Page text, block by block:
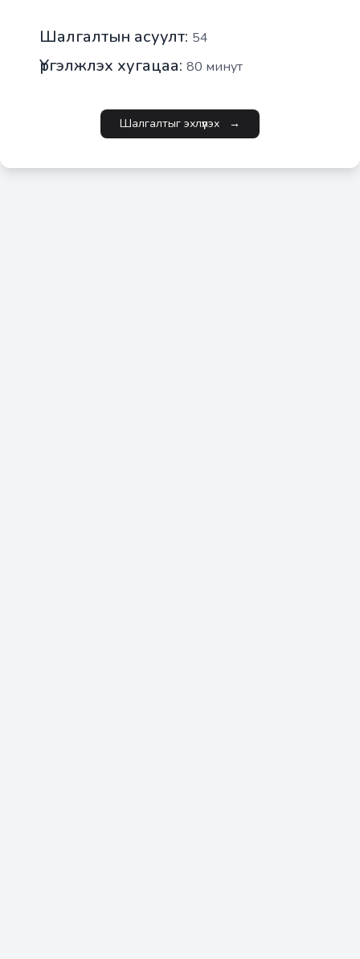
Шалгалтын асуулт: 54
Үргэлжлэх хугацаа: 80 минут
Шалгалтыг эхлүүлэх →